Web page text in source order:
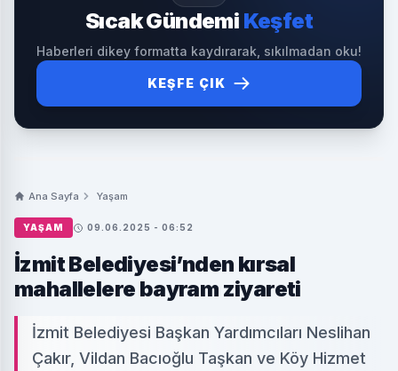
Sıcak Gündemi Keşfet
Haberleri dikey formatta kaydırarak, sıkılmadan oku!
KEŞFE ÇIK
Ana Sayfa Yaşam
YAŞAM 09.06.2025 - 06:52
İzmit Belediyesi’nden kırsal
mahallelere bayram ziyareti
İzmit Belediyesi Başkan Yardımcıları Neslihan
Çakır, Vildan Bacıoğlu Taşkan ve Köy Hizmet